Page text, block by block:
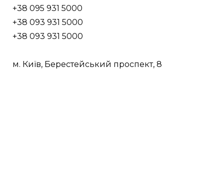
+38 095 931 5000
+38 093 931 5000
+38 093 931 5000
м. Київ, Берестейський проспект, 8